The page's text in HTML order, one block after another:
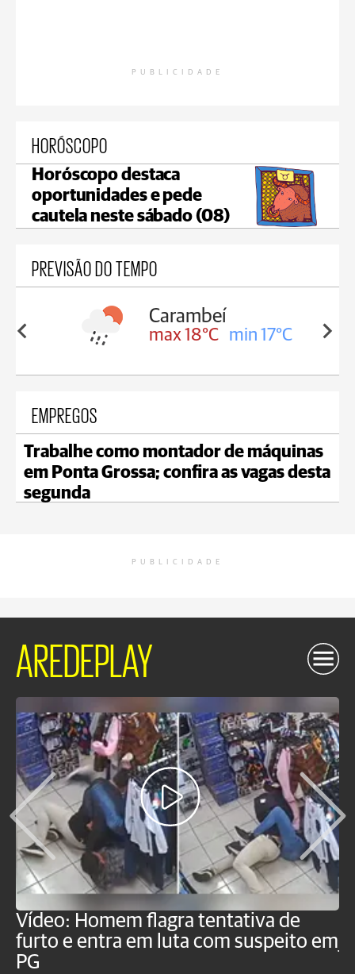
PUBLICIDADE
HORÓSCOPO
Horóscopo destaca
oportunidades e pede
cautela neste sábado (08)
PREVISÃO DO TEMPO
17°C
Jaguariaíva
max 19°C min 18°C
EMPREGOS
Trabalhe como montador de máquinas
em Ponta Grossa; confira as vagas desta
segunda
PUBLICIDADE
AREDEPLAY
Vídeo: Homem flagra tentativa de
furto e entra em luta com suspeito em
PG